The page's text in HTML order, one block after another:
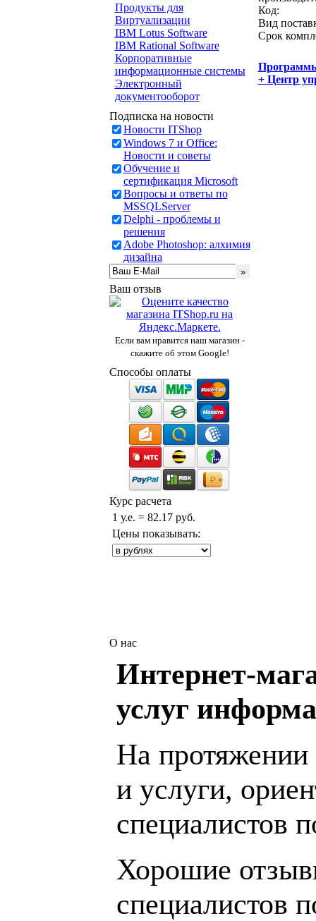
Продукты для
Виртуализации
IBM Lotus Software
IBM Rational Software
Корпоративные
информационные системы
Электронный
документооборот
Подписка на новости
Новости ITShop
Windows 7 и Office:
Новости и советы
Обучение и
сертификация Microsoft
Вопросы и ответы по
MSSQLServer
Delphi - проблемы и
решения
Adobe Photoshop: алхимия
дизайна
Ваш отзыв
Если вам нравится наш магазин -
скажите об этом Google!
Способы оплаты
Курс расчета
1 у.е. = 82.17 руб.
Цены показывать:
Код:
Вид
Срок
+ Центр
О нас
Интернет-
услуг
На протяжении
и услуги,
специалистов
Хорошие
специалистов